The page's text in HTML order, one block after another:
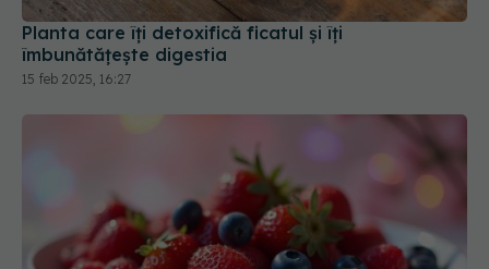
Planta care îți detoxifică ficatul și îți
îmbunătățește digestia
15 feb 2025, 16:27